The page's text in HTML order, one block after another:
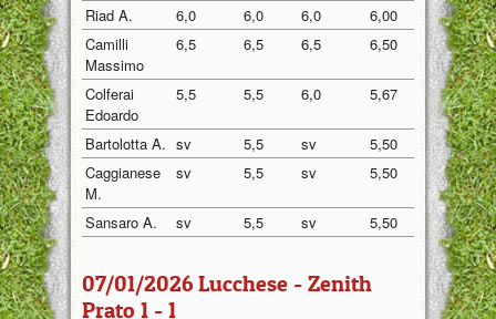
Riad A.
6,0 6,0 6,0
6,00
Camilli
Massimo
6,5 6,5 6,5 6,50
Colferai
Edoardo
5,5 5,5 6,0 5,67
Bartolotta A. sv 5,5 sv
5,50
Caggianese
M.
sv 5,5 sv 5,50
Sansaro A. sv 5,5 sv 5,50
07/01/2026 Lucchese - Zenith
Prato 1 - 1